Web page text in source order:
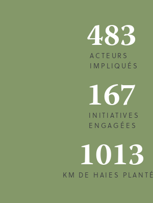
483
ACTEURS
IMPLIQUÉS
167
INITIATIVES
ENGAGÉES
1013
KM DE HAIES